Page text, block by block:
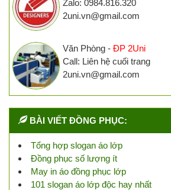
Zalo: 0984.816.320
2uni.vn@gmail.com
Văn Phòng - ĐP 2Uni
Call: Liên hệ cuối trang
2uni.vn@gmail.com
BÀI VIẾT ĐỒNG PHỤC:
Tổng hợp slogan áo lớp
Đồng phục số lượng ít
May in áo đồng phục lớp
101 slogan áo lớp độc hay nhất